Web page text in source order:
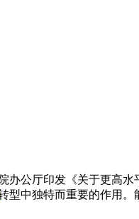
公厅印发《关于更高水
型中独特而重要的作用。